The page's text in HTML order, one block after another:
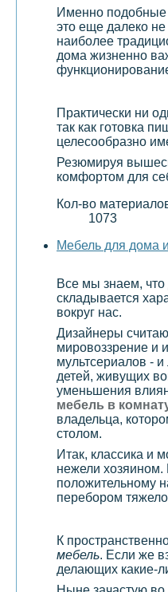
Именно подобные
это еще далеко
наиболее
дома жизненно
Практически ни
так как готовка
целесообразно
Резюмируя
комфортом для
Кол-во
1073
Мебель для дома
Все мы знаем, что
складывается
вокруг нас.
Дизайнеры
мировоззрение и
мультсериалов -
детей, живущих
уменьшения
мебель в
владельца,
столом.
Итак, классика и
нежели
положительному
перебором
К
мебель. Если же
делающих какие-